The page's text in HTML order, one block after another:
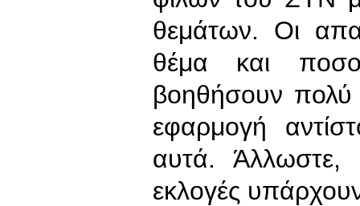
θεμάτων. Οι
θέμα και
βοηθήσουν πολύ
εφαρμογή
αυτά. Άλλωστε,
εκλογές